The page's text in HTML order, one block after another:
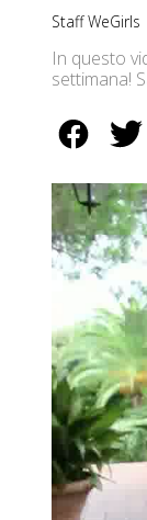
Staff WeGirls
In questo
settimana!
http://